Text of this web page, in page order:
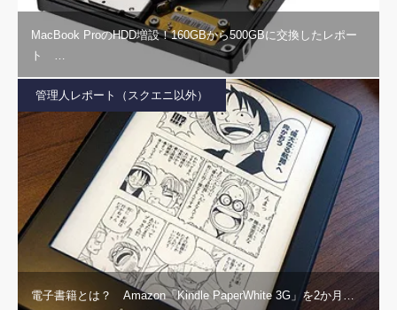
MacBook ProのHDD増設！160GBから500GBに交換したレポー
ト …
管理人レポート（スクエニ以外）
電子書籍とは？ Amazon「Kindle PaperWhite 3G」を2か月…